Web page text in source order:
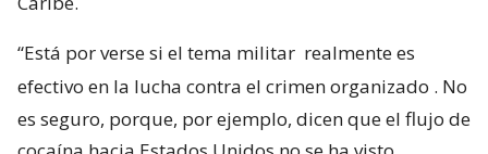
“Está por verse si el tema militar realmente es
efectivo en la lucha contra el crimen organizado . No
es seguro, porque, por ejemplo, dicen que el flujo de